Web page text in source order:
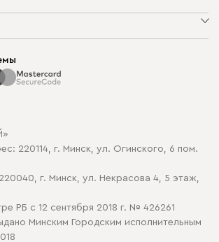
обработки cookie
220114, г. Минск, ул. Огинского, 6 пом.
г. Минск, ул. Некрасова 4, 5 этаж,
РБ с 12 сентября 2018 г. № 426261
Минским Городским исполнительным